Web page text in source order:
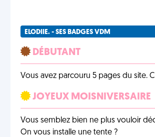
ELODIIE. - SES BADGES VDM
DÉBUTANT
Vous avez parcouru 5 pages du site.
JOYEUX MOISNIVERSAIRE
Vous semblez bien ne plus vouloir
On vous installe une tente ?